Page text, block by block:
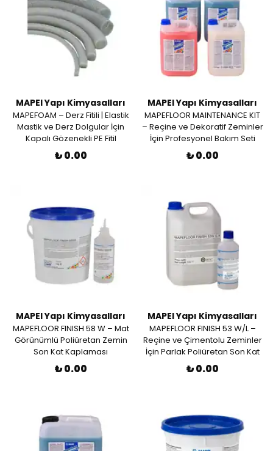
MAPEI Yapı Kimyasalları
MAPEFOAM – Derz Fitili | Elastik
Mastik ve Derz Dolgular İçin
Kapalı Gözenekli PE Fitil
₺ 0.00
MAPEI Yapı Kimyasalları
MAPEFLOOR MAINTENANCE KIT
– Reçine ve Dekoratif Zeminler
İçin Profesyonel Bakım Seti
₺ 0.00
MAPEI Yapı Kimyasalları
MAPEFLOOR FINISH 58 W – Mat
Görünümlü Poliüretan Zemin
Son Kat Kaplaması
₺ 0.00
MAPEI Yapı Kimyasalları
MAPEFLOOR FINISH 53 W/L –
Reçine ve Çimentolu Zeminler
İçin Parlak Poliüretan Son Kat
₺ 0.00